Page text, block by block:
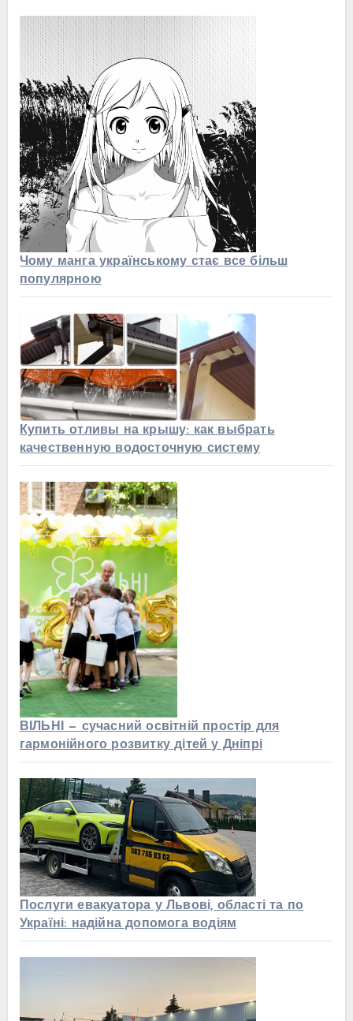
Чому манга українському стає все більш
популярною
Купить отливы на крышу: как выбрать
качественную водосточную систему
ВІЛЬНІ — сучасний освітній простір для
гармонійного розвитку дітей у Дніпрі
Послуги евакуатора у Львові, області та по
Україні: надійна допомога водіям